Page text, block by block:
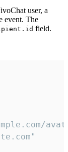
user, a
event. The
field.